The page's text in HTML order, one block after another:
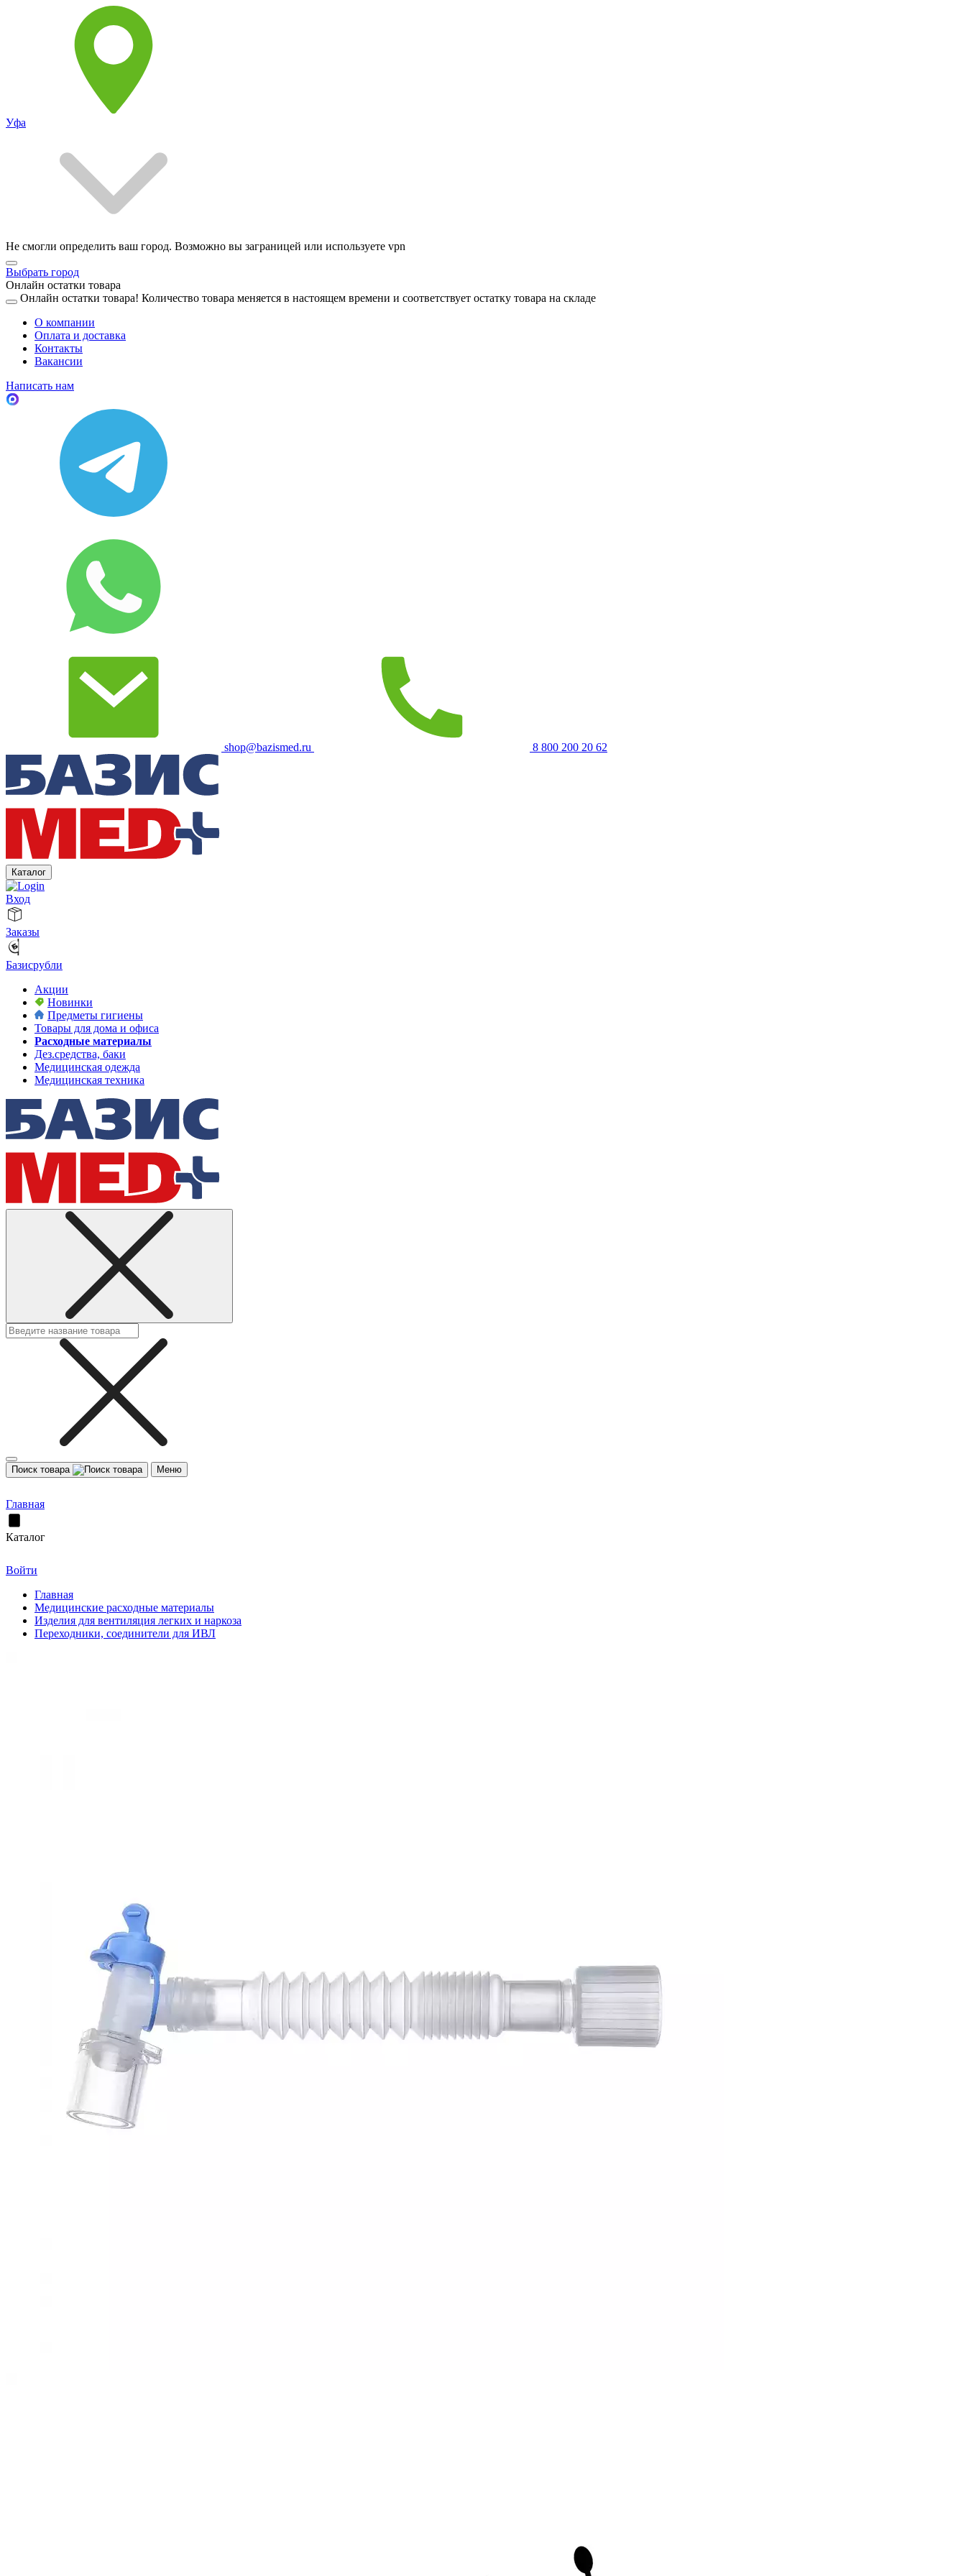
Уфа
Не смогли определить ваш город. Возможно вы заграницей или используете vpn
Выбрать город
Онлайн остатки товара
Онлайн остатки товара! Количество товара меняется в настоящем времени и соответствует остатку товара на складе
О компании
Оплата и доставка
Контакты
Вакансии
Написать нам
shop@bazismed.ru 8 800 200 20 62
Каталог
Вход
Заказы
Базисрубли
Акции
Новинки
Предметы гигиены
Товары для дома и офиса
Расходные материалы
Дез.средства, баки
Медицинская одежда
Медицинская техника
Поиск товара Меню
Главная
Каталог
Войти
Главная
Медицинские расходные материалы
Изделия для вентиляция легких и наркоза
Переходники, соединители для ИВЛ